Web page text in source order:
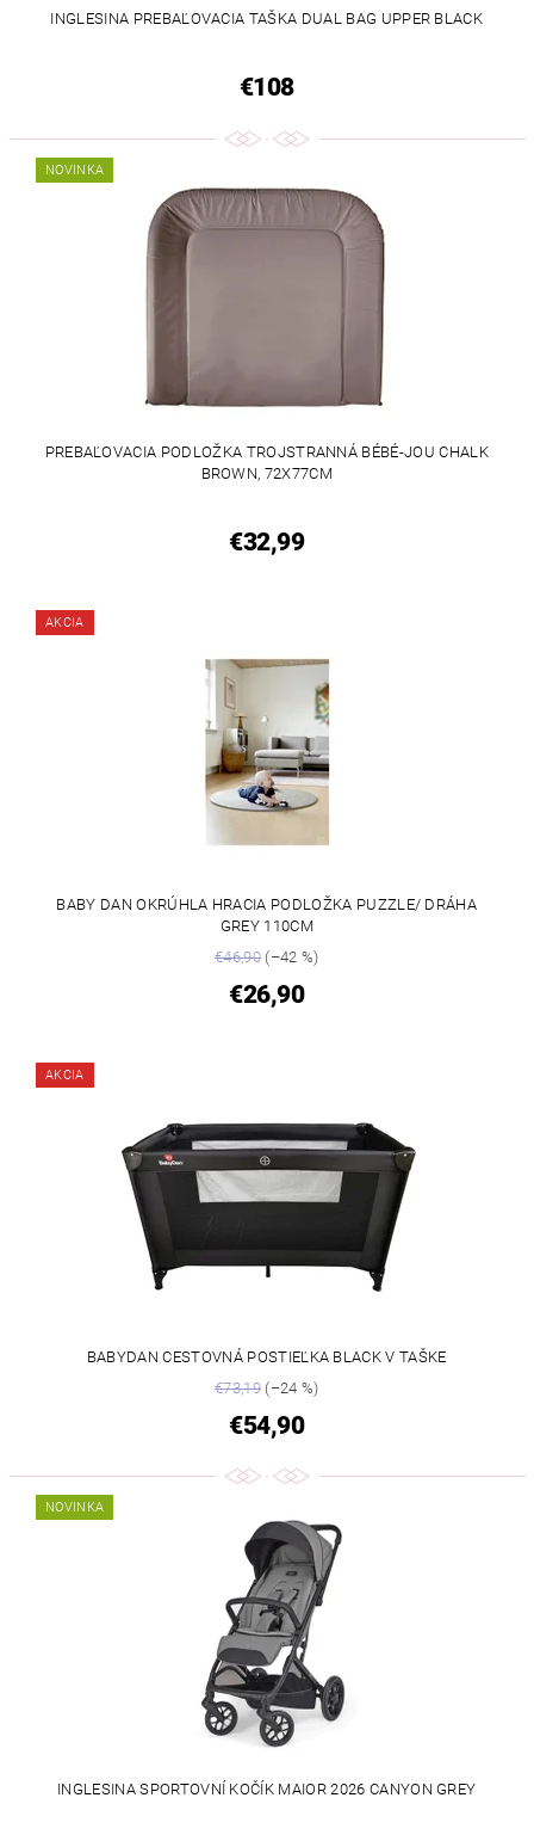
INGLESINA PREBAĽOVACIA TAŠKA DUAL BAG UPPER BLACK
€108
NOVINKA
PREBAĽOVACIA PODLOŽKA TROJSTRANNÁ BÉBÉ-JOU CHALK
BROWN, 72X77CM
€32,99
AKCIA
BABY DAN OKRÚHLA HRACIA PODLOŽKA PUZZLE/ DRÁHA
GREY 110CM
€46,90(–42 %)
€26,90
AKCIA
BABYDAN CESTOVNÁ POSTIEĽKA BLACK V TAŠKE
€73,19(–24 %)
€54,90
NOVINKA
INGLESINA SPORTOVNÍ KOČÍK MAIOR 2026 CANYON GREY